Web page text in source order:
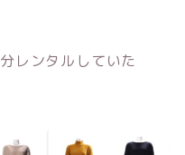
レンタルしていた